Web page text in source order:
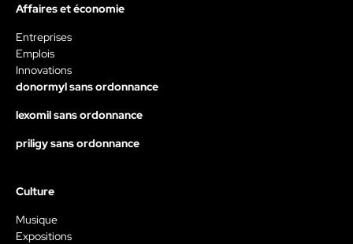
Affaires et économie
Entreprises
Emplois
Innovations
donormyl sans ordonnance
lexomil sans ordonnance
priligy sans ordonnance
Culture
Musique
Expositions